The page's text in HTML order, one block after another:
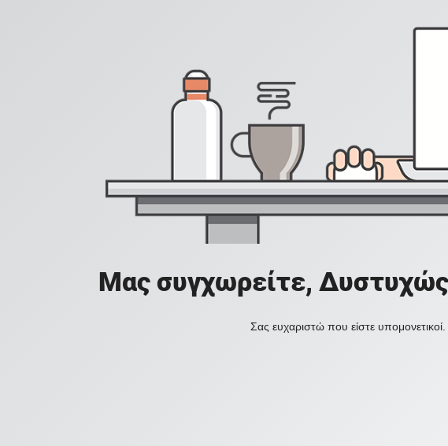
Μας συγχωρείτε,
Σας ευχαριστώ που είστε